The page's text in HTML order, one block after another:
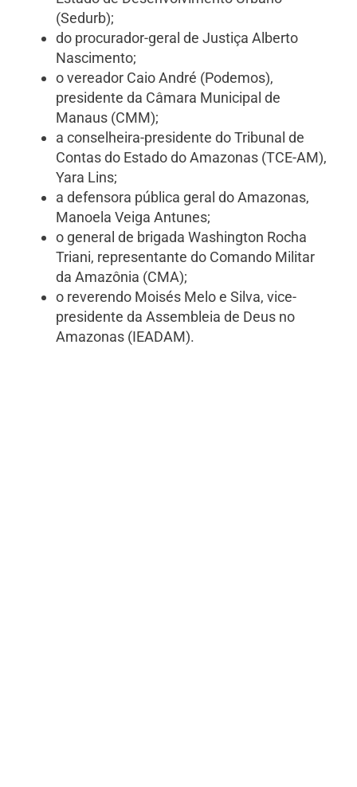
(Sedurb);
do procurador-geral de Justiça Alberto
Nascimento;
o vereador Caio André (Podemos),
presidente da Câmara Municipal de
Manaus (CMM);
a conselheira-presidente do Tribunal de
Contas do Estado do Amazonas (TCE-AM),
Yara Lins;
a defensora pública geral do Amazonas,
Manoela Veiga Antunes;
o general de brigada Washington Rocha
Triani, representante do Comando Militar
da Amazônia (CMA);
o reverendo Moisés Melo e Silva, vice-
presidente da Assembleia de Deus no
Amazonas (IEADAM).